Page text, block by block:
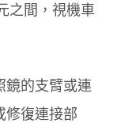
之間，視機車
鏡的支臂或連
修復連接部